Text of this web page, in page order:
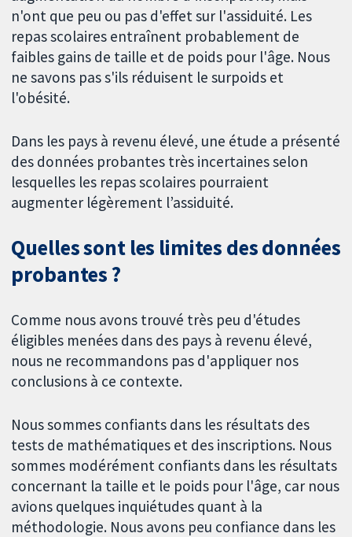
n'ont que peu ou pas d'effet sur l'assiduité. Les
repas scolaires entraînent probablement de
faibles gains de taille et de poids pour l'âge. Nous
ne savons pas s'ils réduisent le surpoids et
l'obésité.
Dans les pays à revenu élevé, une étude a présenté
des données probantes très incertaines selon
lesquelles les repas scolaires pourraient
augmenter légèrement l’assiduité.
Quelles sont les limites des données
probantes ?
Comme nous avons trouvé très peu d'études
éligibles menées dans des pays à revenu élevé,
nous ne recommandons pas d'appliquer nos
conclusions à ce contexte.
Nous sommes confiants dans les résultats des
tests de mathématiques et des inscriptions. Nous
sommes modérément confiants dans les résultats
concernant la taille et le poids pour l'âge, car nous
avions quelques inquiétudes quant à la
méthodologie. Nous avons peu confiance dans les